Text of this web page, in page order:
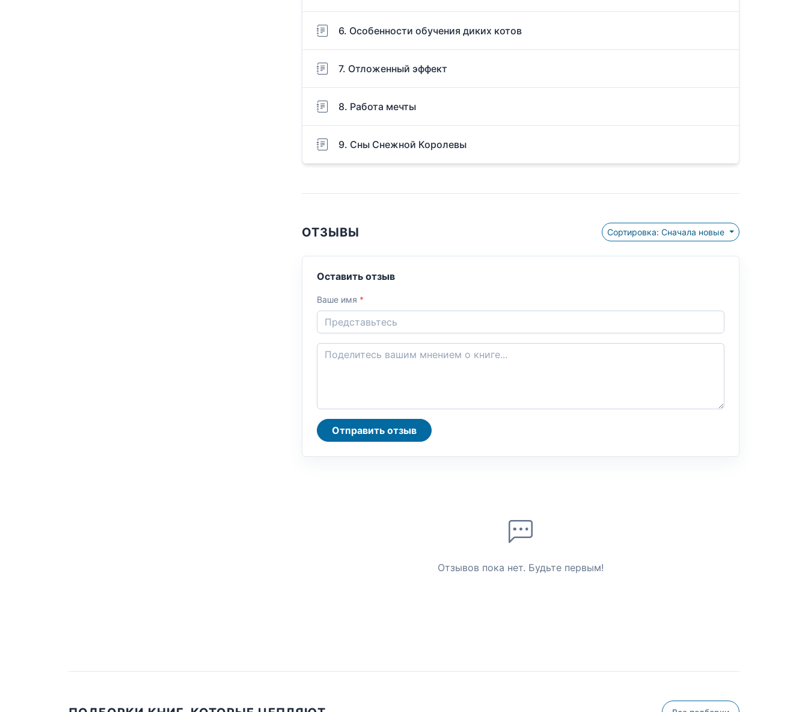
6. Особенности обучения диких котов
7. Отложенный эффект
8. Работа мечты
9. Сны Снежной Королевы
ОТЗЫВЫ Сортировка: Сначала новые
Оставить отзыв
Ваше имя *
Отправить отзыв
Отзывов пока нет. Будьте первым!